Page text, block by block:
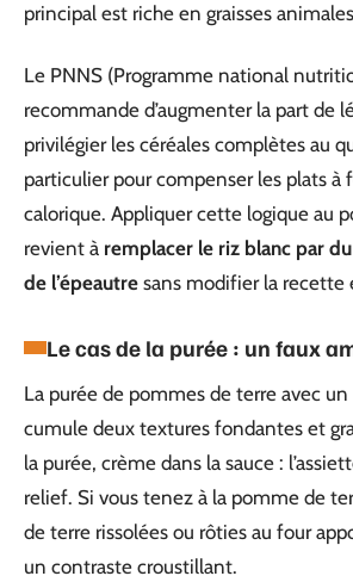
principal est riche en graisses
Le PNNS (Programme national
recommande d’augmenter la part de
privilégier les céréales complètes au
particulier pour compenser les plats à
calorique. Appliquer cette logique au
revient à remplacer le riz blanc par
de l’épeautre sans modifier la recette
Le cas de la purée : un faux
La purée de pommes de terre avec
cumule deux textures fondantes et
la purée, crème dans la sauce :
relief. Si vous tenez à la pomme de
de terre rissolées ou rôties au four
un contraste croustillant.